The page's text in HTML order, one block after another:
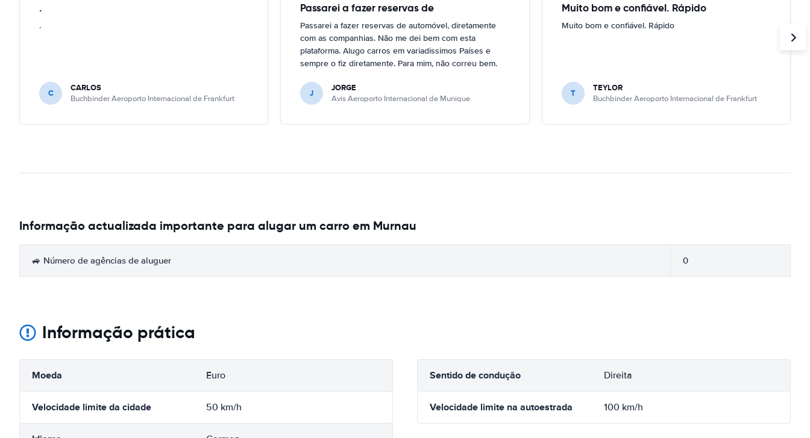
.
.
C CARLOS
Buchbinder Aeroporto Internacional de Frankfurt
Passarei a fazer reservas de
Passarei a fazer reservas de automóvel, diretamente
com as companhias. Não me dei bem com esta
plataforma. Alugo carros em variadissimos Países e
sempre o fiz diretamente. Para mim, não correu bem.
J JORGE
Avis Aeroporto Internacional de Munique
Muito bom e confiável. Rápido
Muito bom e confiável. Rápido
T TEYLOR
Buchbinder Aeroporto Internacional de Frankfurt
Informação actualizada importante para alugar um carro em Murnau
🚙 Número de agências de aluguer 0
Informação prática
Moeda Euro Sentido de condução Direita
Velocidade limite da cidade 50 km/h Velocidade limite na autoestrada 100 km/h